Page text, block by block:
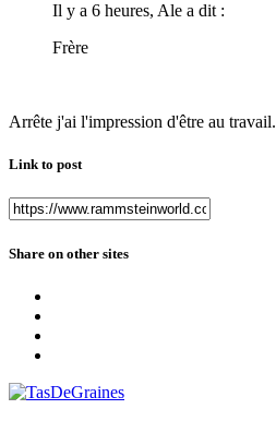
Il y a 6 heures, Ale a dit :
Frère
Arrête j'ai l'impression d'être au travail.
Link to post
Share on other sites